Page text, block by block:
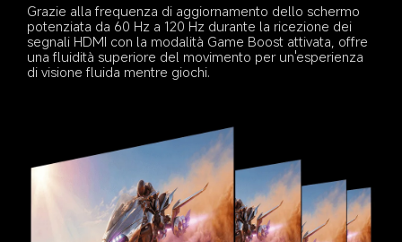
Grazie alla frequenza di aggiornamento dello schermo
potenziata da 60 Hz a 120 Hz durante la ricezione dei
segnali HDMI con la modalità Game Boost attivata, offre
una fluidità superiore del movimento per un'esperienza
di visione fluida mentre giochi.